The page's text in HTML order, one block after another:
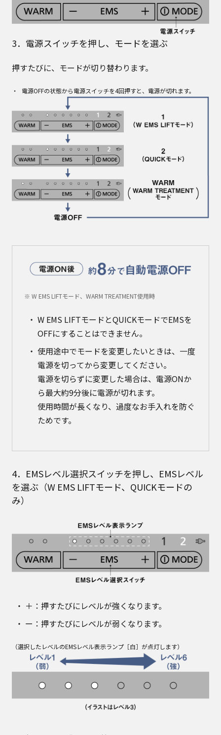
3．電源スイッチを押し、モードを選ぶ
押すたびに、モードが切り替わります。
電源OFFの状態から電源スイッチを4回押すと、電源が切れます。
※ W EMS LIFTモード、WARM TREATMENT使用時
W EMS LIFTモードとQUICKモードでEMSを
OFFにすることはできません。
使用途中でモードを変更したいときは、一度
電源を切ってから変更してください。
電源を切らずに変更した場合は、電源ONか
ら最大約9分後に電源が切れます。
使用時間が長くなり、過度なお手入れを防ぐ
ためです。
4．EMSレベル選択スイッチを押し、EMSレベル
を選ぶ（W EMS LIFTモード、QUICKモードの
み）
＋：押すたびにレベルが強くなります。
ー：押すたびにレベルが弱くなります。
（選択したレベルのEMSレベル表示ランプ［白］が点灯します）